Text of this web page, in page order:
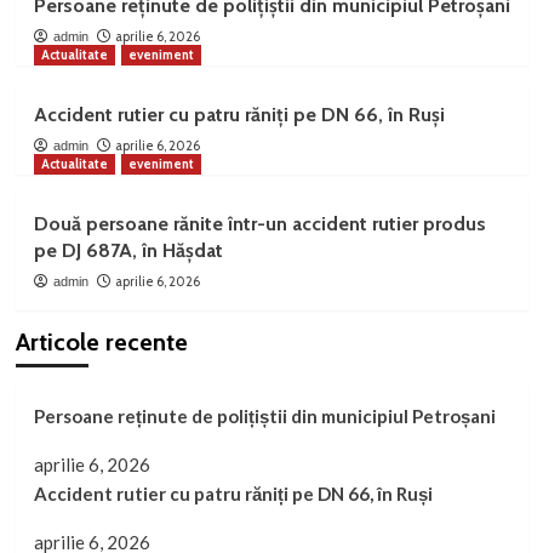
Persoane reținute de polițiștii din municipiul Petroșani
admin
aprilie 6, 2026
Actualitate
eveniment
Accident rutier cu patru răniți pe DN 66, în Ruși
admin
aprilie 6, 2026
Actualitate
eveniment
Două persoane rănite într-un accident rutier produs
pe DJ 687A, în Hășdat
admin aprilie 6, 2026
Articole recente
Persoane reținute de polițiștii din municipiul Petroșani
aprilie 6, 2026
Accident rutier cu patru răniți pe DN 66, în Ruși
aprilie 6, 2026